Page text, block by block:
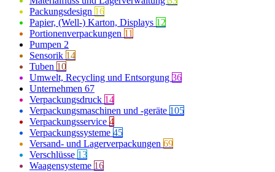
Packungsdesign 16
Papier, (Well-) Karton, Displays 12
Portionenverpackungen 11
Pumpen 2
Sensorik 14
Tuben 10
Umwelt, Recycling und Entsorgung 36
Unternehmen 67
Verpackungsdruck 14
Verpackungsmaschinen und -geräte 105
Verpackungsservice 4
Verpackungssysteme 45
Versand- und Lagerverpackungen 69
Verschlüsse 13
Waagensysteme 16